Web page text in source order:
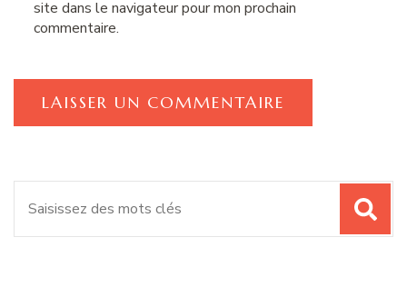
site dans le navigateur pour mon prochain
commentaire.